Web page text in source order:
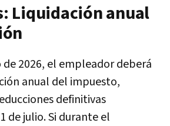
Liquidación anual
de 2026, el empleador deberá
anual del impuesto,
definitivas
de julio. Si durante el